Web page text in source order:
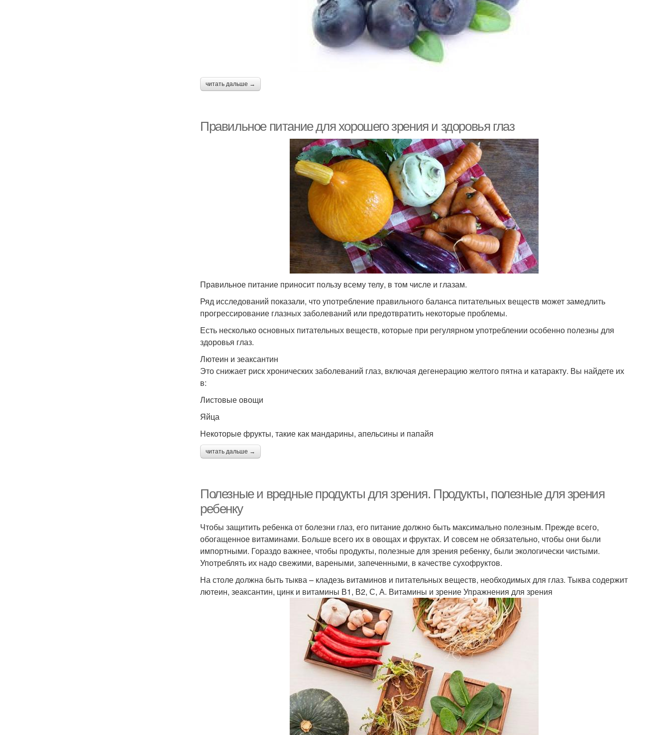
читать дальше →
Правильное питание для хорошего зрения и здоровья глаз
Правильное питание приносит пользу всему телу, в том числе и глазам.
Ряд исследований показали, что употребление правильного баланса питательных веществ может замедлить
прогрессирование глазных заболеваний или предотвратить некоторые проблемы.
Есть несколько основных питательных веществ, которые при регулярном употреблении особенно полезны для
здоровья глаз.
Лютеин и зеаксантин
Это снижает риск хронических заболеваний глаз, включая дегенерацию желтого пятна и катаракту. Вы найдете их
в:
Листовые овощи
Яйца
Некоторые фрукты, такие как мандарины, апельсины и папайя
читать дальше →
Полезные и вредные продукты для зрения. Продукты, полезные для зрения
ребенку
Чтобы защитить ребенка от болезни глаз, его питание должно быть максимально полезным. Прежде всего,
обогащенное витаминами. Больше всего их в овощах и фруктах. И совсем не обязательно, чтобы они были
импортными. Гораздо важнее, чтобы продукты, полезные для зрения ребенку, были экологически чистыми.
Употреблять их надо свежими, вареными, запеченными, в качестве сухофруктов.
На столе должна быть тыква – кладезь витаминов и питательных веществ, необходимых для глаз. Тыква содержит
лютеин, зеаксантин, цинк и витамины В1, В2, С, А. Витамины и зрение Упражнения для зрения